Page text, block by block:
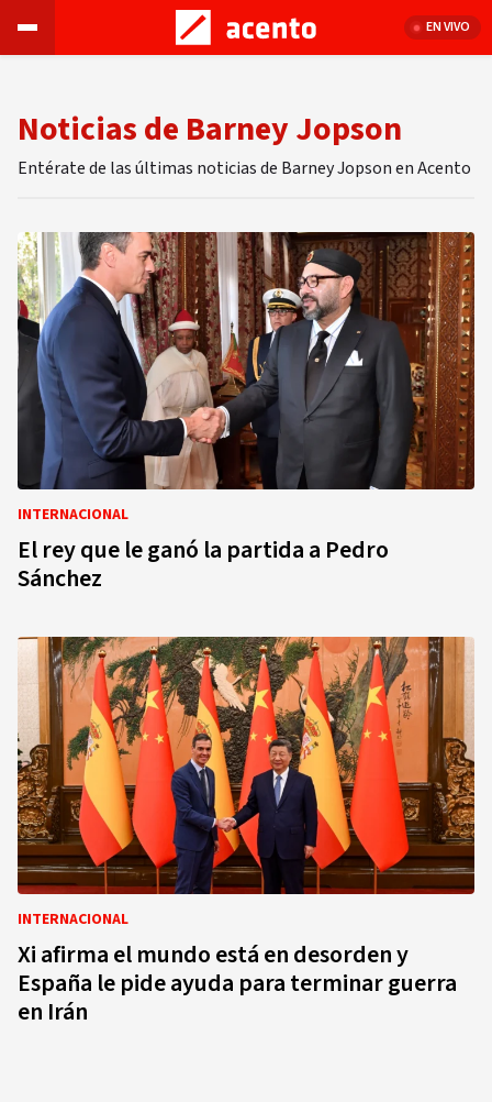
EN VIVO
Noticias de Barney Jopson
Entérate de las últimas noticias de Barney Jopson en Acento
INTERNACIONAL
El rey que le ganó la partida a Pedro
Sánchez
INTERNACIONAL
Xi afirma el mundo está en desorden y
España le pide ayuda para terminar guerra
en Irán